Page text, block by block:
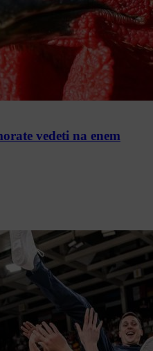
vedeti na enem